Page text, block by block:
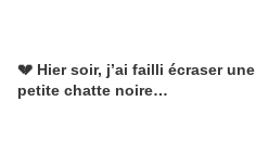
💔 Hier soir, j’ai failli écraser une
petite chatte noire…